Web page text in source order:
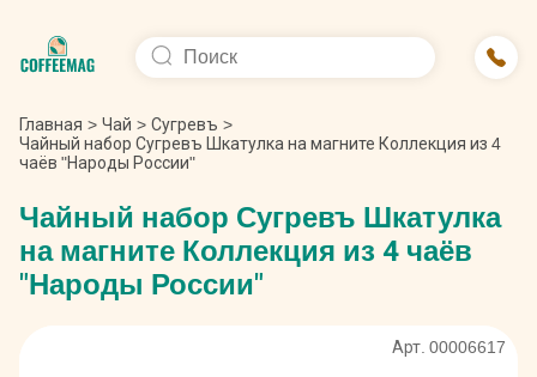
Главная > Чай > Сугревъ >
Чайный набор Сугревъ Шкатулка на магните Коллекция из 4
чаёв "Народы России"
Чайный набор Сугревъ Шкатулка
на магните Коллекция из 4 чаёв
"Народы России"
Арт. 00006617